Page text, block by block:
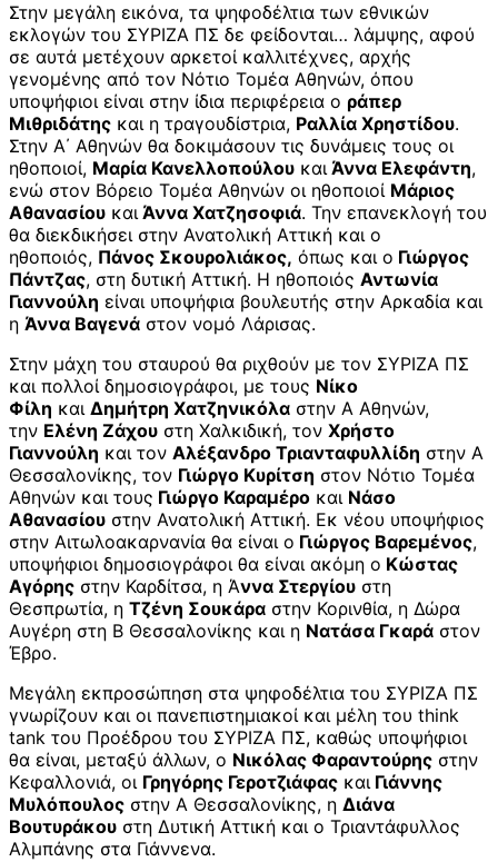
Στην μεγάλη εικόνα, τα ψηφοδέλτια των εθνικών
εκλογών του ΣΥΡΙΖΑ ΠΣ δε φείδονται… λάμψης, αφού
σε αυτά μετέχουν αρκετοί καλλιτέχνες, αρχής
γενομένης από τον Νότιο Τομέα Αθηνών, όπου
υποψήφιοι είναι στην ίδια περιφέρεια ο ράπερ
Μιθριδάτης και η τραγουδίστρια, Ραλλία Χρηστίδου.
Στην Α΄ Αθηνών θα δοκιμάσουν τις δυνάμεις τους οι
ηθοποιοί, Μαρία Κανελλοπούλου καιΆννα Ελεφάντη,
ενώ στον Βόρειο Τομέα Αθηνών οι ηθοποιοί Μάριος
Αθανασίου καιΆννα Χατζησοφιά. Την επανεκλογή του
θα διεκδικήσει στην Ανατολική Αττική και ο
ηθοποιός, Πάνος Σκουρολιάκος, όπως και ο Γιώργος
Πάντζας, στη δυτική Αττική. Η ηθοποιός Αντωνία
Γιαννούλη είναι υποψήφια βουλευτής στην Αρκαδία και
η Άννα Βαγενά στον νομό Λάρισας.
Στην μάχη του σταυρού θα ριχθούν με τον ΣΥΡΙΖΑ ΠΣ
και πολλοί δημοσιογράφοι, με τους Νίκο
Φίλη και Δημήτρη Χατζηνικόλα στην Α Αθηνών,
την Ελένη Ζάχου στη Χαλκιδική, τον Χρήστο
Γιαννούλη και τον Αλέξανδρο Τριανταφυλλίδη στην Α
Θεσσαλονίκης, τον Γιώργο Κυρίτση στον Νότιο Τομέα
Αθηνών και τους Γιώργο Καραμέρο και Νάσο
Αθανασίου στην Ανατολική Αττική. Εκ νέου υποψήφιος
στην Αιτωλοακαρνανία θα είναι ο Γιώργος Βαρεμένος,
υποψήφιοι δημοσιογράφοι θα είναι ακόμη ο Κώστας
Αγόρης στην Καρδίτσα, η Άννα Στεργίου στη
Θεσπρωτία, η Τζένη Σουκάρα στην Κορινθία, η Δώρα
Αυγέρη στη Β Θεσσαλονίκης και η Νατάσα Γκαρά στον
Έβρο.
Μεγάλη εκπροσώπηση στα ψηφοδέλτια του ΣΥΡΙΖΑ ΠΣ
γνωρίζουν και οι πανεπιστημιακοί και μέλη του think
tank του Προέδρου του ΣΥΡΙΖΑ ΠΣ, καθώς υποψήφιοι
θα είναι, μεταξύ άλλων, ο Νικόλας Φαραντούρης στην
Κεφαλλονιά, οι Γρηγόρης Γεροτζιάφας καιΓιάννης
Μυλόπουλος στην Α Θεσσαλονίκης, η Διάνα
Βουτυράκου στη Δυτική Αττική και ο Τριαντάφυλλος
Αλμπάνης στα Γιάννενα.